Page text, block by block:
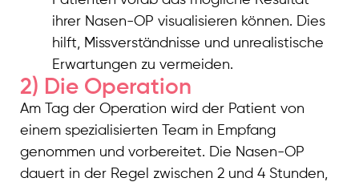
ihrer Nasen-OP visualisieren können. Dies
hilft, Missverständnisse und unrealistische
Erwartungen zu vermeiden.
2) Die Operation
Am Tag der Operation wird der Patient von
einem spezialisierten Team in Empfang
genommen und vorbereitet. Die Nasen-OP
dauert in der Regel zwischen 2 und 4 Stunden,